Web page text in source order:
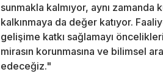
sunmakla kalmıyor, aynı
kalkınmaya da değer katıyor.
gelişime katkı sağlamayı
mirasın korunmasına ve bilimsel
edeceğiz."